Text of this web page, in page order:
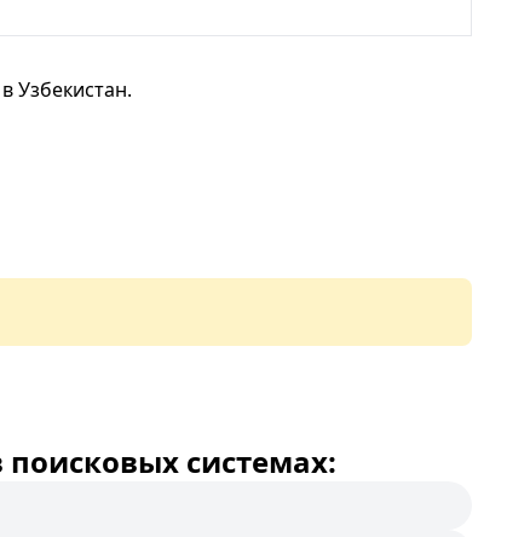
Узбекистан.
системах: